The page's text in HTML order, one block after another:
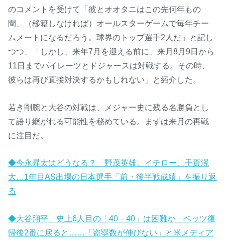
のコメントを受けて「彼とオオタニはこの先何年もの
間、（移籍しなければ）オールスターゲームで毎年チー
ムメートになるだろう。球界のトップ選手2人だ」と記し
つつ、「しかし、来年7月を迎える前に、来月8月9日から
11日までパイレーツとドジャースは対戦する。その時、
彼らは再び直接対決するかもしれない」と紹介した。
若き剛腕と大谷の対戦は、メジャー史に残る名勝負とし
て語り継がれる可能性を秘めている。まずは来月の再戦
に注目だ。
◆今永昇太はどうなる？ 野茂英雄、イチロー、千賀滉
大…1年目AS出場の日本選手「前・後半戦成績」を振り返
る
◆大谷翔平、史上6人目の「40－40」は困難か ベッツ復
帰後2番に戻ると……「盗塁数が伸びない」と米メディア